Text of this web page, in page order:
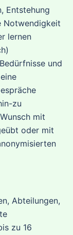
Entstehung
Notwendigkeit
lernen
und
zu
mit
oder mit
Abteilungen,
zu 16